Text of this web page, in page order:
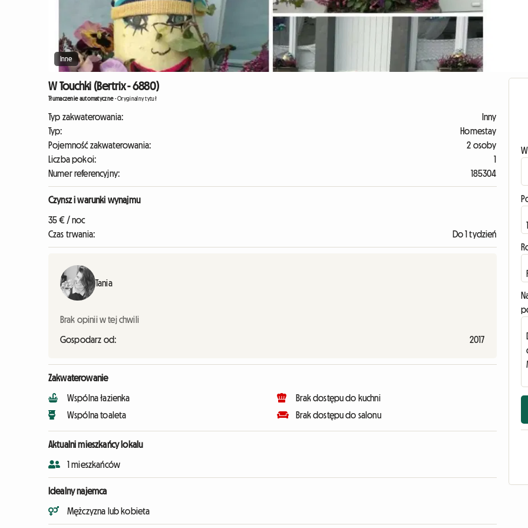
Inne
W Touchki (Bertrix - 6880)
Tłumaczenie automatyczne-Oryginalny tytuł
Typ zakwaterowania:
Inny
Typ:
Homestay
Pojemność zakwaterowania:
2 osoby
Liczba pokoi:
1
Numer referencyjny:
185304
Czynsz i warunki wynajmu
35 € / noc
Czas trwania:
Do 1 tydzień
Tania
Brak opinii w tej chwili
Gospodarz od: 2017
Zakwaterowanie
Wspólna łazienka
Wspólna toaleta
Brak dostępu do kuchni
Brak dostępu do salonu
Aktualni mieszkańcy lokalu
1 mieszkańców
Idealny najemca
Mężczyzna lub kobieta